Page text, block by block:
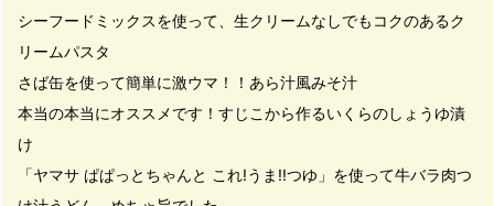
シーフードミックスを使って、生クリームなしでもコクのあるク
リームパスタ
さば缶を使って簡単に激ウマ！！あら汁風みそ汁
本当の本当にオススメです！すじこから作るいくらのしょうゆ漬
け
「ヤマサ ぱぱっとちゃんと これ!うま!!つゆ」を使って牛バラ肉つ